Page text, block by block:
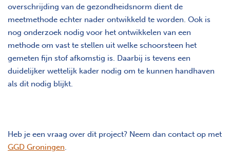
overschrijding van de gezondheidsnorm dient de
meetmethode echter nader ontwikkeld te worden. Ook is
nog onderzoek nodig voor het ontwikkelen van een
methode om vast te stellen uit welke schoorsteen het
gemeten fijn stof afkomstig is. Daarbij is tevens een
duidelijker wettelijk kader nodig om te kunnen handhaven
als dit nodig blijkt.
Heb je een vraag over dit project? Neem dan contact op met
GGD Groningen